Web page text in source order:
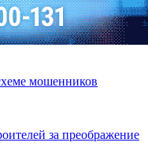
мошенников
за преображение